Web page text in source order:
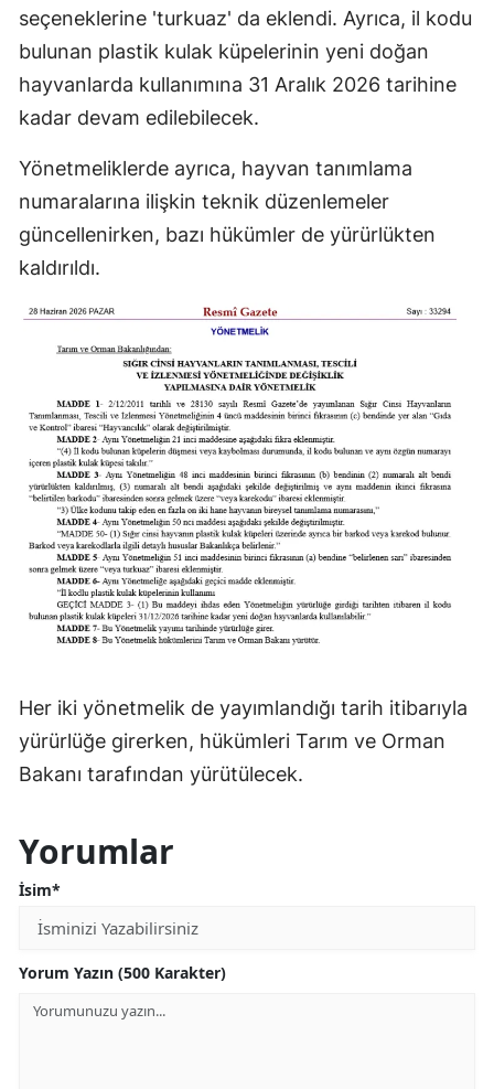
seçeneklerine 'turkuaz' da eklendi. Ayrıca, il kodu
bulunan plastik kulak küpelerinin yeni doğan
hayvanlarda kullanımına 31 Aralık 2026 tarihine
kadar devam edilebilecek.
Yönetmeliklerde ayrıca, hayvan tanımlama
numaralarına ilişkin teknik düzenlemeler
güncellenirken, bazı hükümler de yürürlükten
kaldırıldı.
Her iki yönetmelik de yayımlandığı tarih itibarıyla
yürürlüğe girerken, hükümleri Tarım ve Orman
Bakanı tarafından yürütülecek.
Yorumlar
İsim*
Yorum Yazın (500 Karakter)